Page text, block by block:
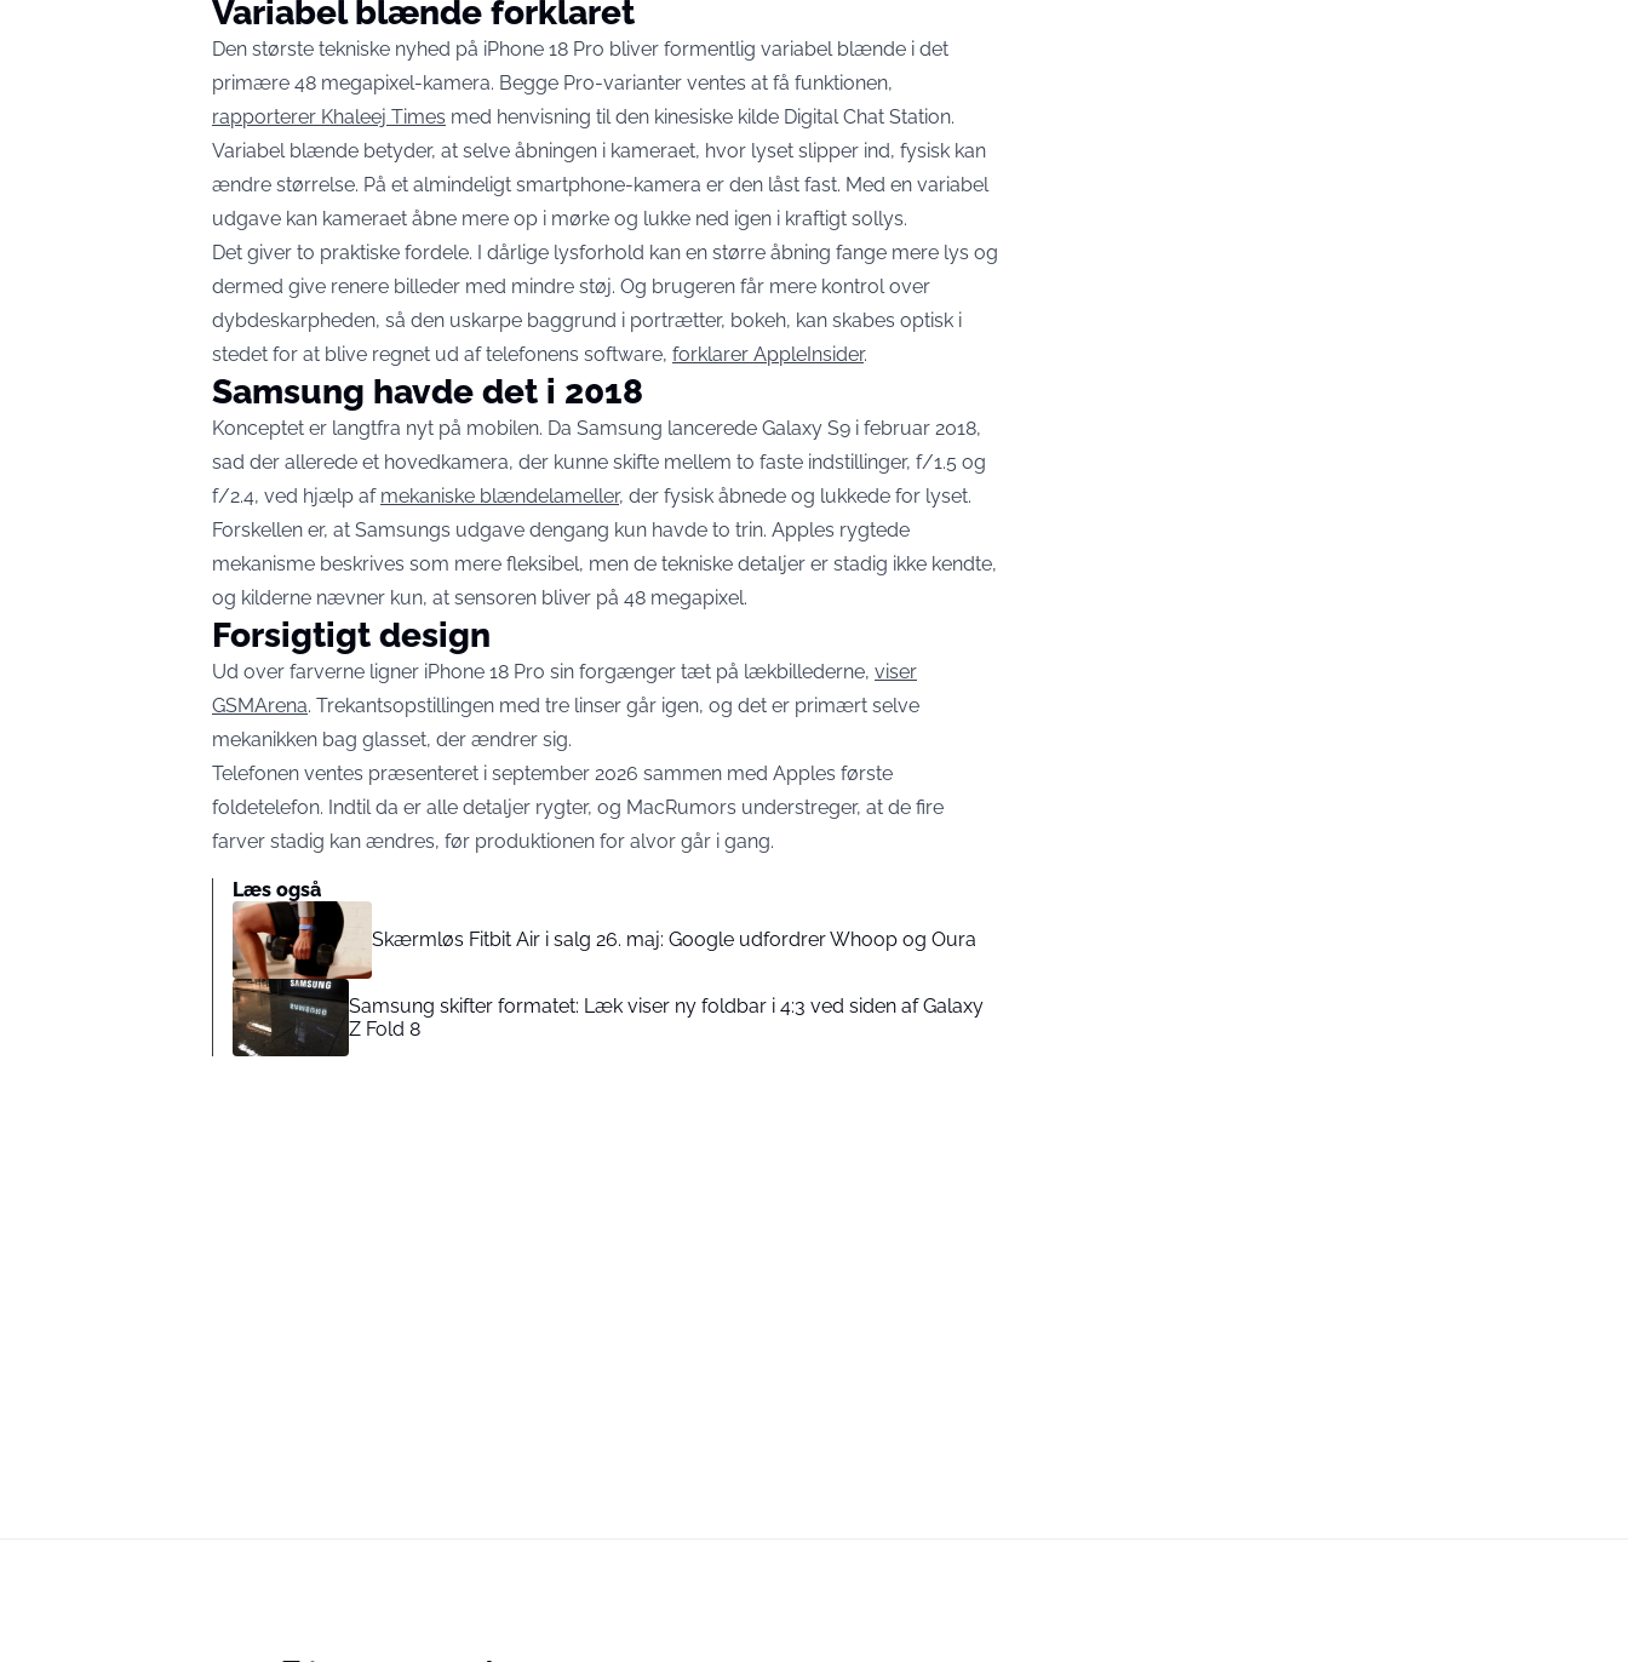
Variabel blænde forklaret
Den største tekniske nyhed på iPhone 18 Pro bliver formentlig variabel blænde i det
primære 48 megapixel-kamera. Begge Pro-varianter ventes at få funktionen,
rapporterer Khaleej Times med henvisning til den kinesiske kilde Digital Chat Station.
Variabel blænde betyder, at selve åbningen i kameraet, hvor lyset slipper ind, fysisk kan
ændre størrelse. På et almindeligt smartphone-kamera er den låst fast. Med en variabel
udgave kan kameraet åbne mere op i mørke og lukke ned igen i kraftigt sollys.
Det giver to praktiske fordele. I dårlige lysforhold kan en større åbning fange mere lys og
dermed give renere billeder med mindre støj. Og brugeren får mere kontrol over
dybdeskarpheden, så den uskarpe baggrund i portrætter, bokeh, kan skabes optisk i
stedet for at blive regnet ud af telefonens software, forklarer AppleInsider.
Samsung havde det i 2018
Konceptet er langtfra nyt på mobilen. Da Samsung lancerede Galaxy S9 i februar 2018,
sad der allerede et hovedkamera, der kunne skifte mellem to faste indstillinger, f/1.5 og
f/2.4, ved hjælp af mekaniske blændelameller, der fysisk åbnede og lukkede for lyset.
Forskellen er, at Samsungs udgave dengang kun havde to trin. Apples rygtede
mekanisme beskrives som mere fleksibel, men de tekniske detaljer er stadig ikke kendte,
og kilderne nævner kun, at sensoren bliver på 48 megapixel.
Forsigtigt design
Ud over farverne ligner iPhone 18 Pro sin forgænger tæt på lækbillederne, viser
GSMArena. Trekantsopstillingen med tre linser går igen, og det er primært selve
mekanikken bag glasset, der ændrer sig.
Telefonen ventes præsenteret i september 2026 sammen med Apples første
foldetelefon. Indtil da er alle detaljer rygter, og MacRumors understreger, at de fire
farver stadig kan ændres, før produktionen for alvor går i gang.
Læs også
Skærmløs Fitbit Air i salg 26. maj: Google udfordrer Whoop og Oura
Samsung skifter formatet: Læk viser ny foldbar i 4:3 ved siden af Galaxy
Z Fold 8